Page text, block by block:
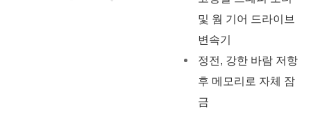
및 웜 기어 드라이브
변속기
정전, 강한 바람 저항
후 메모리로 자체 잠
금